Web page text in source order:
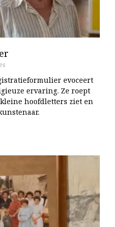
evoceert
ervaring. Ze roept
kleine hoofdletters ziet en